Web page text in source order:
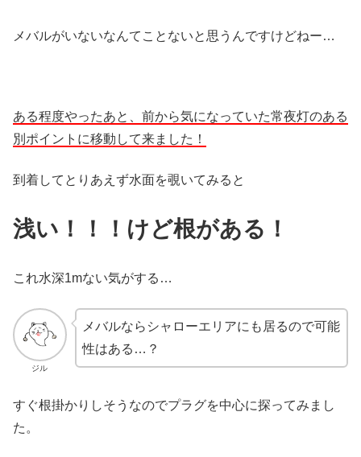
メバルがいないなんてことないと思うんですけどねー…
ある程度やったあと、前から気になっていた常夜灯のある
別ポイントに移動して来ました！
到着してとりあえず水面を覗いてみると
浅い！！！けど根がある！
これ水深1mない気がする…
ジル
メバルならシャローエリアにも居るので可能
性はある…？
すぐ根掛かりしそうなのでプラグを中心に探ってみまし
た。